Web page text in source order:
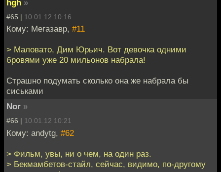
hgh »
#65 | 10.01.12 10:16
Кому: Мегазавр, #11
> Маловато, Дим Юрьич. Вот девочка одними
бровями уже 20 мильонов набрала!
Страшно подумать сколько она же набрала бы
сиськами
Nor »
#66 | 10.01.12 10:21
Кому: andytg, #62
> Фильм, увы, ни о чем, на один раз.
> Бекмамбетов-стайл, сейчас, видимо, по-другому